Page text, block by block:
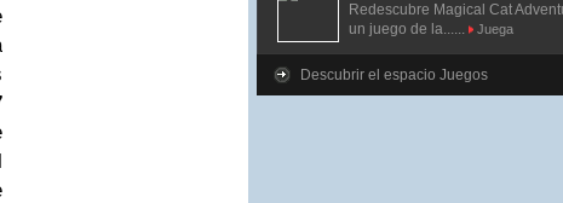
Redescubre Magical Cat
un juego de la......
Juega
Descubrir el espacio Juegos